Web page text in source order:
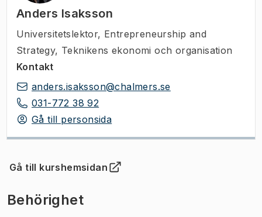
Anders Isaksson
Universitetslektor, Entrepreneurship and
Strategy, Teknikens ekonomi och organisation
Kontakt
anders.isaksson@chalmers.se
031-772 38 92
Gå till personsida
Gå till kurshemsidan
(Öppnas i ny flik)
Behörighet